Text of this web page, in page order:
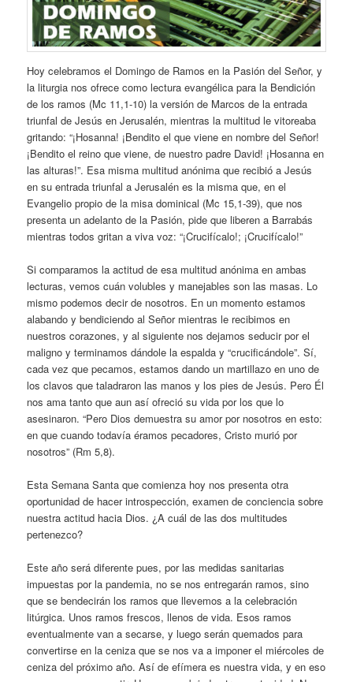
Hoy celebramos el Domingo de Ramos en la Pasión del Señor, y
la liturgia nos ofrece como lectura evangélica para la Bendición
de los ramos (Mc 11,1-10) la versión de Marcos de la entrada
triunfal de Jesús en Jerusalén, mientras la multitud le vitoreaba
gritando: “¡Hosanna! ¡Bendito el que viene en nombre del Señor!
¡Bendito el reino que viene, de nuestro padre David! ¡Hosanna en
las alturas!”. Esa misma multitud anónima que recibió a Jesús
en su entrada triunfal a Jerusalén es la misma que, en el
Evangelio propio de la misa dominical (Mc 15,1-39), que nos
presenta un adelanto de la Pasión, pide que liberen a Barrabás
mientras todos gritan a viva voz: “¡Crucifícalo!; ¡Crucifícalo!”
Si comparamos la actitud de esa multitud anónima en ambas
lecturas, vemos cuán volubles y manejables son las masas. Lo
mismo podemos decir de nosotros. En un momento estamos
alabando y bendiciendo al Señor mientras le recibimos en
nuestros corazones, y al siguiente nos dejamos seducir por el
maligno y terminamos dándole la espalda y “crucificándole”. Sí,
cada vez que pecamos, estamos dando un martillazo en uno de
los clavos que taladraron las manos y los pies de Jesús. Pero Él
nos ama tanto que aun así ofreció su vida por los que lo
asesinaron. “Pero Dios demuestra su amor por nosotros en esto:
en que cuando todavía éramos pecadores, Cristo murió por
nosotros” (Rm 5,8).
Esta Semana Santa que comienza hoy nos presenta otra
oportunidad de hacer introspección, examen de conciencia sobre
nuestra actitud hacia Dios. ¿A cuál de las dos multitudes
pertenezco?
Este año será diferente pues, por las medidas sanitarias
impuestas por la pandemia, no se nos entregarán ramos, sino
que se bendecirán los ramos que llevemos a la celebración
litúrgica. Unos ramos frescos, llenos de vida. Esos ramos
eventualmente van a secarse, y luego serán quemados para
convertirse en la ceniza que se nos va a imponer el miércoles de
ceniza del próximo año. Así de efímera es nuestra vida, y en eso